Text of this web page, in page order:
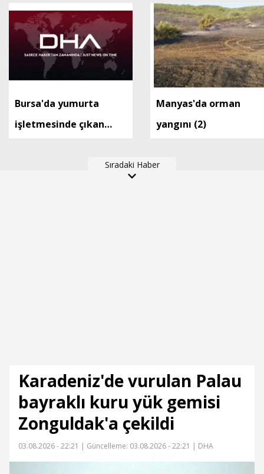
Bursa'da yumurta
işletmesinde çıkan
Manyas'da orman
yangını (2)
Sıradaki Haber
Karadeniz'de vurulan Palau
bayraklı kuru yük gemisi
Zonguldak'a çekildi
03.08.2026 - 22:21 | Güncelleme: 03.08.2026 - 22:21 | DHA